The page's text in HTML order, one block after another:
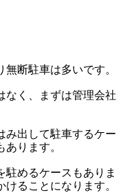
断駐車は多いです。
なく、まずは管理会社
み出して駐車するケー
ります。
駐めるケースもありま
ることになります。